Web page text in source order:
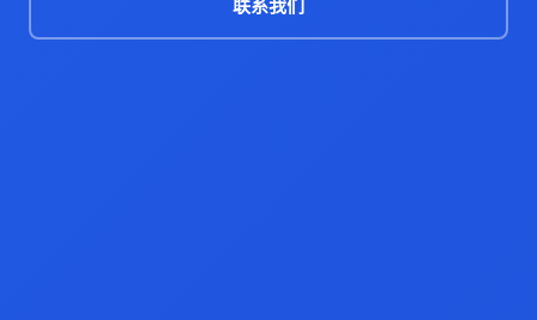
联系我们